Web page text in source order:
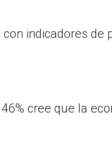
indicadores de
cree que la